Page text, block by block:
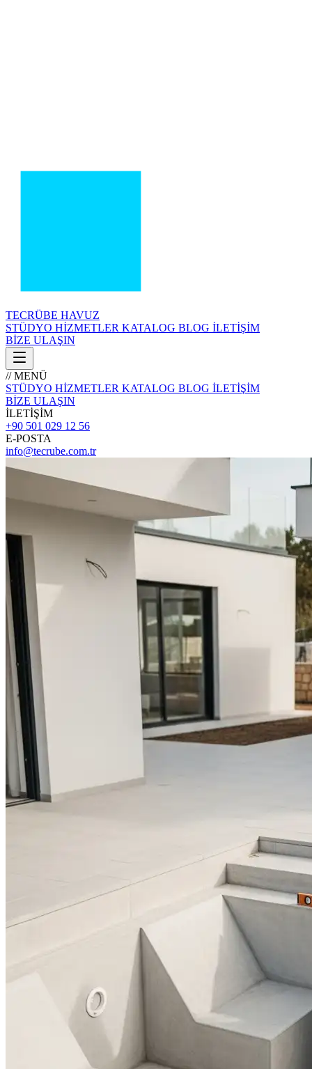
TECRÜBE HAVUZ
STÜDYO HİZMETLER KATALOG BLOG İLETİŞİM
BİZE ULAŞIN
// MENÜ
STÜDYO HİZMETLER KATALOG BLOG İLETİŞİM
BİZE ULAŞIN
İLETİŞİM
+90 501 029 12 56
E-POSTA
info@tecrube.com.tr